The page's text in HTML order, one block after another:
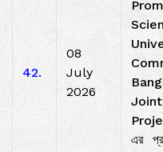
42.
08
July
2026
এর